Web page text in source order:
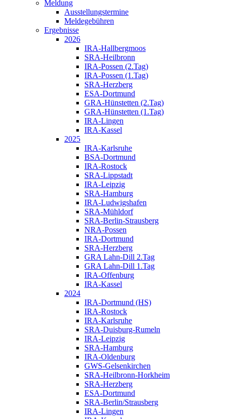
Meldung
Ausstellungstermine
Meldegebühren
Ergebnisse
2026
IRA-Hallbergmoos
SRA-Heilbronn
IRA-Possen (2.Tag)
IRA-Possen (1.Tag)
SRA-Herzberg
ESA-Dortmund
GRA-Hünstetten (2.Tag)
GRA-Hünstetten (1.Tag)
IRA-Lingen
IRA-Kassel
2025
IRA-Karlsruhe
BSA-Dortmund
IRA-Rostock
SRA-Lippstadt
IRA-Leipzig
SRA-Hamburg
IRA-Ludwigshafen
SRA-Mühldorf
SRA-Berlin-Strausberg
NRA-Possen
IRA-Dortmund
SRA-Herzberg
GRA Lahn-Dill 2.Tag
GRA Lahn-Dill 1.Tag
IRA-Offenburg
IRA-Kassel
2024
IRA-Dortmund (HS)
IRA-Rostock
IRA-Karlsruhe
SRA-Duisburg-Rumeln
IRA-Leipzig
SRA-Hamburg
IRA-Oldenburg
GWS-Gelsenkirchen
SRA-Heilbronn-Horkheim
SRA-Herzberg
ESA-Dortmund
SRA-Berlin/Strausberg
IRA-Lingen